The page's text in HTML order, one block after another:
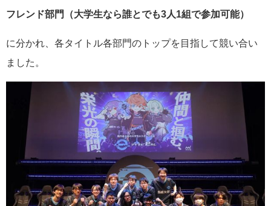
フレンド部門（大学生なら誰とでも3人1組で参加可能）
に分かれ、各タイトル各部門のトップを目指して競い合い
ました。